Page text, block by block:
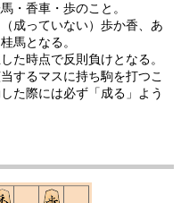
・香車・歩のこと。
成っていない）歩か香、あ
馬となる。
た時点で反則負けとなる。
するマスに持ち駒を打つこ
た際には必ず「成る」よう